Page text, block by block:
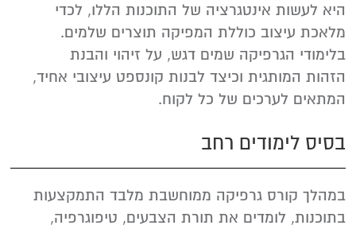
היא לעשות אינטגרציה של התוכנות הללו, לכדי
מלאכת עיצוב כוללת המפיקה תוצרים שלמים.
בלימודי הגרפיקה שמים דגש, על זיהוי והבנת
הזהות המותגית וכיצד לבנות קונספט עיצובי אחיד,
המתאים לערכים של כל לקוח.
בסיס לימודים רחב
במהלך קורס גרפיקה ממוחשבת מלבד התמקצעות
בתוכנות, לומדים את תורת הצבעים, טיפוגרפיה,